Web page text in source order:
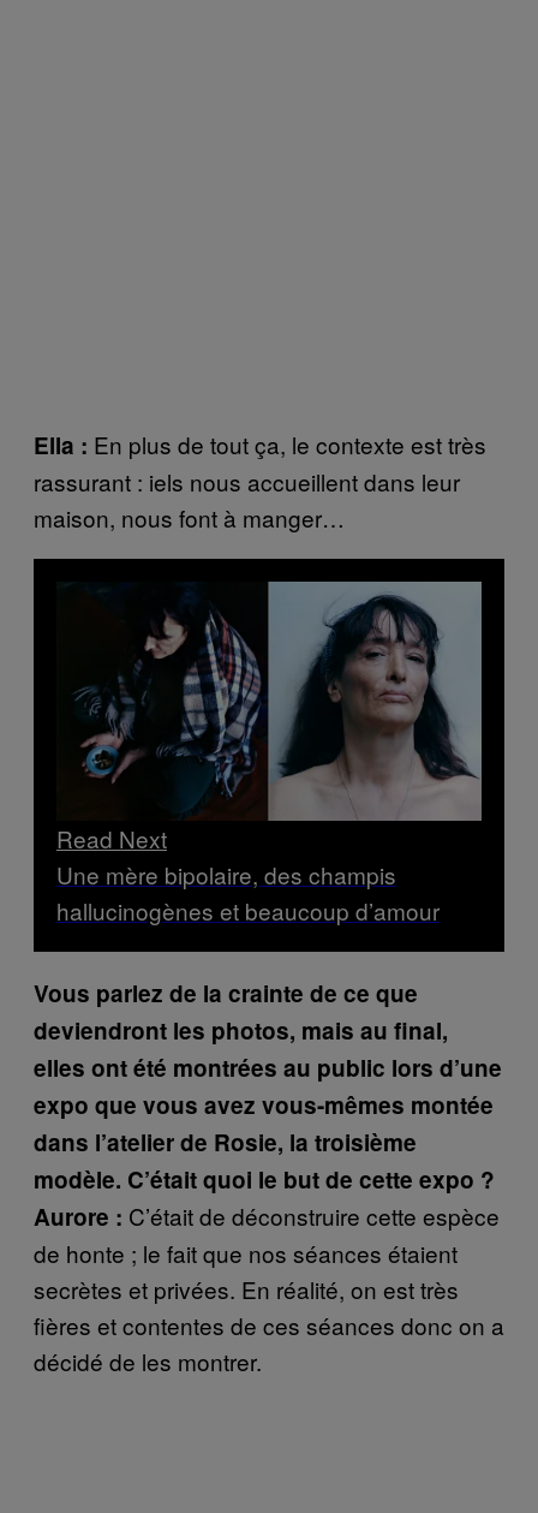
Ella : En plus de tout ça, le contexte est très
rassurant : iels nous accueillent dans leur
maison, nous font à manger…
Read Next
Une mère bipolaire, des champis
hallucinogènes et beaucoup d’amour
Vous parlez de la crainte de ce que
deviendront les photos, mais au final,
elles ont été montrées au public lors d’une
expo que vous avez vous-mêmes montée
dans l’atelier de Rosie, la troisième
modèle. C’était quoi le but de cette expo ?
Aurore : C’était de déconstruire cette espèce
de honte ; le fait que nos séances étaient
secrètes et privées. En réalité, on est très
fières et contentes de ces séances donc on a
décidé de les montrer.